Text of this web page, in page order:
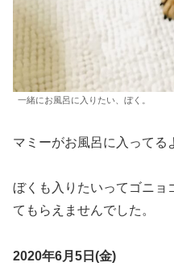
一緒にお風呂に入りたい、ぼく。
マミーがお風呂に入ってる
ぼくも入りたいってゴニョ
てもらえませんでした。
2020年6月5日(金)